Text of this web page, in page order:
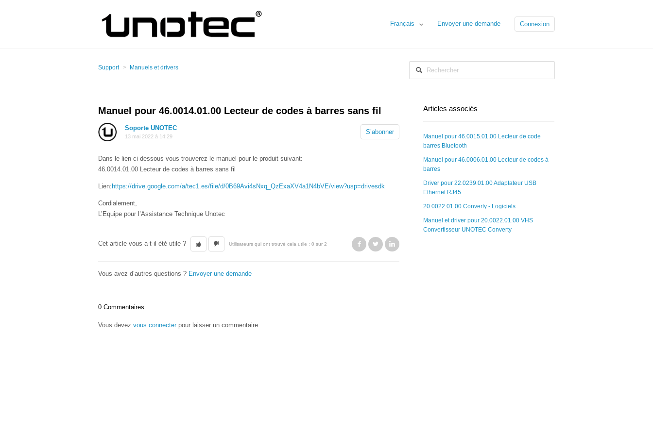
Français Envoyer une demande Connexion
Support Manuels et drivers
Manuel pour 46.0014.01.00 Lecteur de codes à barres sans fil
Soporte UNOTEC
13 mai 2022 à 14:29
S’abonner
Dans le lien ci-dessous vous trouverez le manuel pour le produit suivant:
46.0014.01.00 Lecteur de codes à barres sans fil
Lien: https://drive.google.com/a/tec1.es/file/d/0B69Avi4sNxq_QzExaXV4a1N4bVE/view?usp=drivesdk
Cordialement,
L’Equipe pour l’Assistance Technique Unotec
Cet article vous a-t-il été utile ? Utilisateurs qui ont trouvé cela utile : 0 sur 2 Facebook
Twitter
Vous avez d’autres questions ? Envoyer une demande
0 Commentaires
Vous devez vous connecterpour laisser un commentaire.
Articles associés
Manuel pour 46.0015.01.00 Lecteur de code
barres Bluetooth
Manuel pour 46.0006.01.00 Lecteur de codes à
barres
Driver pour 22.0239.01.00 Adaptateur USB
Ethernet RJ45
20.0022.01.00 Converty - Logiciels
Manuel et driver pour 20.0022.01.00 VHS
Convertisseur UNOTEC Converty